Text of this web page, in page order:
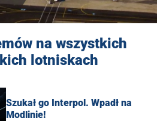
na wszystkich
lotniskach
Szukał go Interpol. Wpadł na
Modlinie!